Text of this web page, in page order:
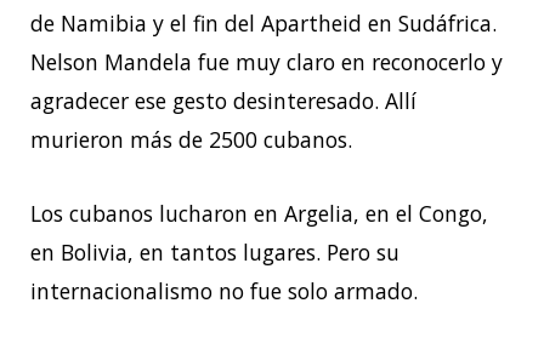
de Namibia y el fin del Apartheid en Sudáfrica.
Nelson Mandela fue muy claro en reconocerlo y
agradecer ese gesto desinteresado. Allí
murieron más de 2500 cubanos.
Los cubanos lucharon en Argelia, en el Congo,
en Bolivia, en tantos lugares. Pero su
internacionalismo no fue solo armado.